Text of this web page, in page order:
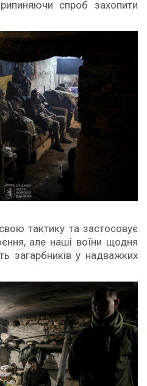
спроб захопити
тактику та застосовує
але наші воїни щодня
загарбників у надважких